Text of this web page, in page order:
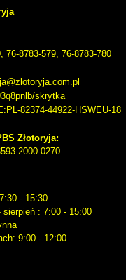
76-8783-579, 76-8783-780
skrytka
82374-44922-HSWEU-18
Złotoryja:
2000-0270
- 15:30
: 7:00 - 15:00
9:00 - 12:00